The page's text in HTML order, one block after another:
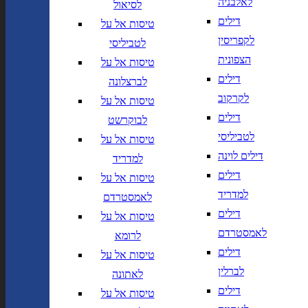
לסיאול
טיסות אל על
לטביליסי
טיסות אל על
לברצלונה
טיסות אל על
לבוקרשט
טיסות אל על
למדריד
טיסות אל על
לאמסטרדם
טיסות אל על
לרומא
טיסות אל על
לאתונה
טיסות אל על
דילים
לקפריסין
הצפונית
דילים
לקרקוב
דילים
לטביליסי
דילים לוינה
דילים
למדריד
דילים
לאמסטרדם
דילים
לברלין
דילים
שנה בשתי ספרות
לוודא בחירת יעד לפני בחירת
תאריך,
DD/MM/YY
ספרות קו נטוי חודש בשתי ספרות
קו נטוי שנה בשתי ספרות
נחיתה ב
נחיתה ב
חפש